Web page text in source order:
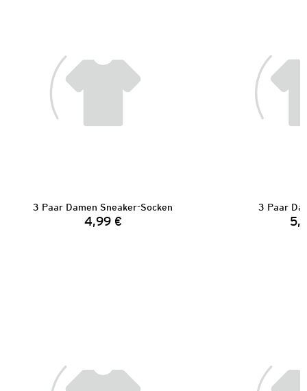
3 Paar Damen Sneaker-Socken
Preis:
4,99 €
3 Paar